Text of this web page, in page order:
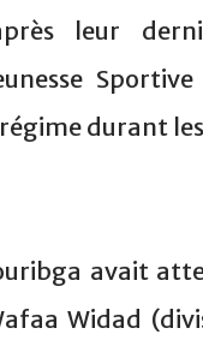
leur
durant
avait
Widad